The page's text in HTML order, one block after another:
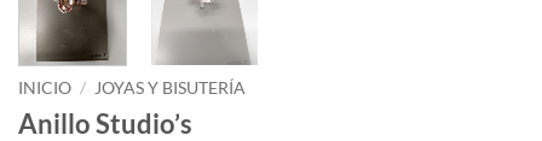
INICIO / JOYAS Y BISUTERÍA
Anillo Studio’s